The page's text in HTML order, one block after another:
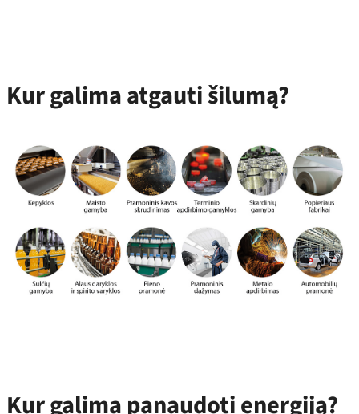
Kur galima atgauti šilumą?
Kur galima panaudoti energiją?